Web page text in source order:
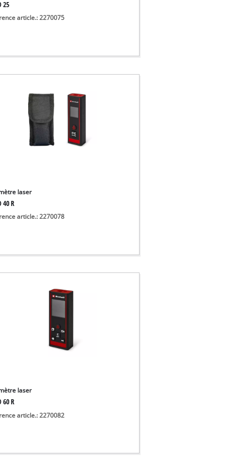
25
article.: 2270075
laser
40 R
article.: 2270078
laser
60 R
article.: 2270082